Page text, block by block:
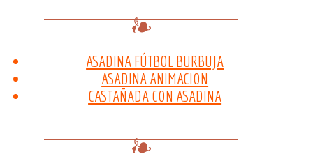
ASADINA FÚTBOL BURBUJA
ASADINA ANIMACION
CASTAÑADA CON ASADINA